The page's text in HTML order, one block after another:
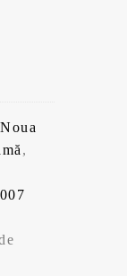
Noua
,